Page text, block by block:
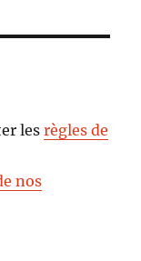
lesrègles de
nos